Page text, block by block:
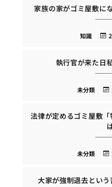
家族の家がゴミ屋敷に
知識
執行官が来た日
未分類
法律が定めるゴミ屋敷
未分類
大家が強制退去とい